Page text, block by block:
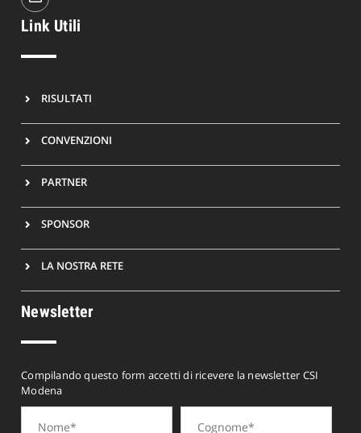
Link Utili
RISULTATI
CONVENZIONI
PARTNER
SPONSOR
LA NOSTRA RETE
Newsletter
Compilando questo form accetti di ricevere la newsletter CSI
Modena